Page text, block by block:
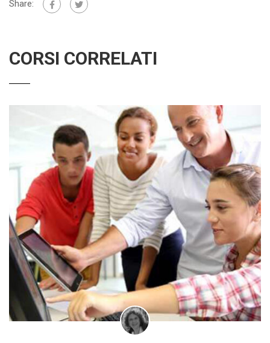
Share:
CORSI CORRELATI